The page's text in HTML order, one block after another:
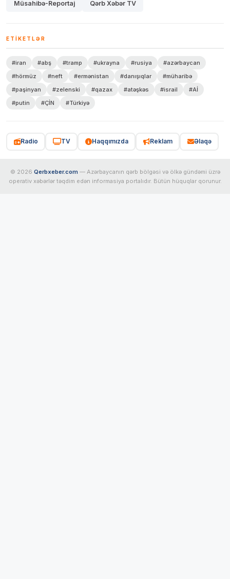
Müsahibə-Reportaj Qərb Xəbər TV
ETIKETLƏR
#iran #abş #tramp #ukrayna #rusiya
#azərbaycan
#hörmüz
#neft #ermənistan #danışıqlar
#müharibə
#paşinyan
#zelenski #qazax #atəşkəs #israil
#Aİ
#putin
#ÇİN #Türkiyə
Radio TV Haqqımızda Reklam Əlaqə
© 2026 Qerbxeber.com — Azərbaycanın qərb bölgəsi və ölkə gündəmi üzrə
operativ xəbərlər təqdim edən informasiya portalıdır. Bütün hüquqlar qorunur.